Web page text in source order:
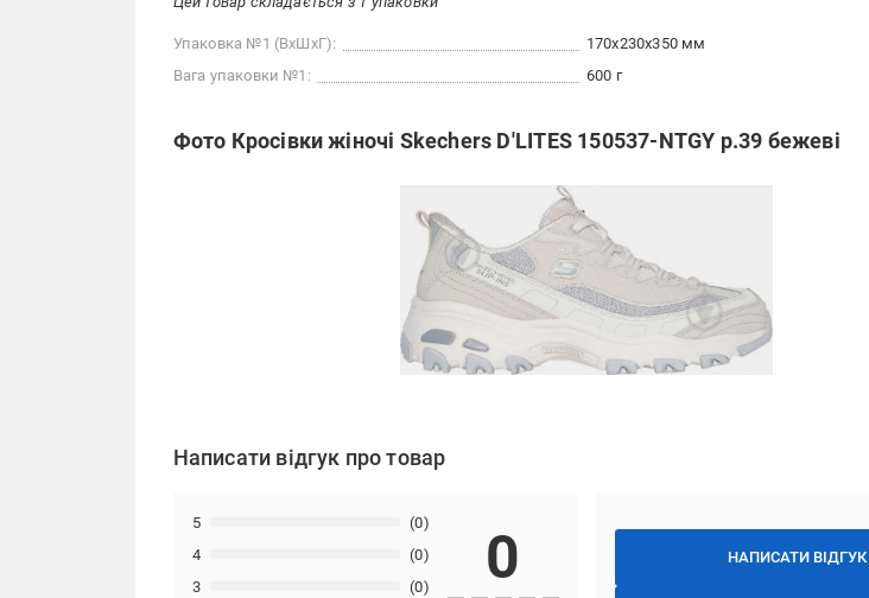
Упаковка №1 (ВхШхГ):
170x230x350 мм
Вага упаковки №1:
600 г
Фото Кросівки жіночі Skechers D'LITES 150537-NTGY р.39 бежеві
Написати відгук про товар
НАПИСАТИ ВІДГУК
3 (0)
4 (0)
5 (0)
0